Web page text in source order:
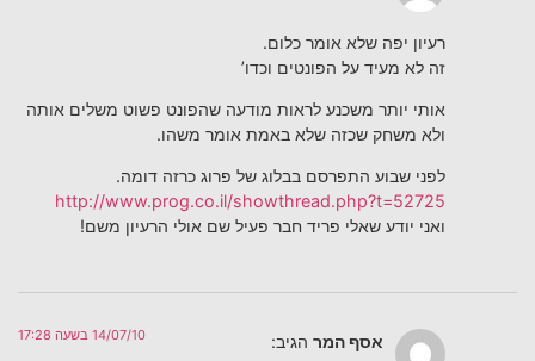
רעיון יפה שלא אומר כלום.
זה לא מעיד על הפונטים וכדו’
אותי יותר משכנע לראות מודעה שהפונט פשוט משלים אותה
ולא משחק שכזה שלא באמת אומר משהו.
לפני שבוע התפרסם בבלוג של פרוג כרזה דומה.
http://www.prog.co.il/showthread.php?t=52725
ואני יודע שאלי פריד חבר פעיל שם אולי הרעיון משם!
אסף המר הגיב: 14/07/10 בשעה 17:28